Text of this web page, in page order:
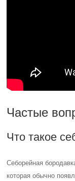
Частые
Что такое
Себорейная
которая обычно